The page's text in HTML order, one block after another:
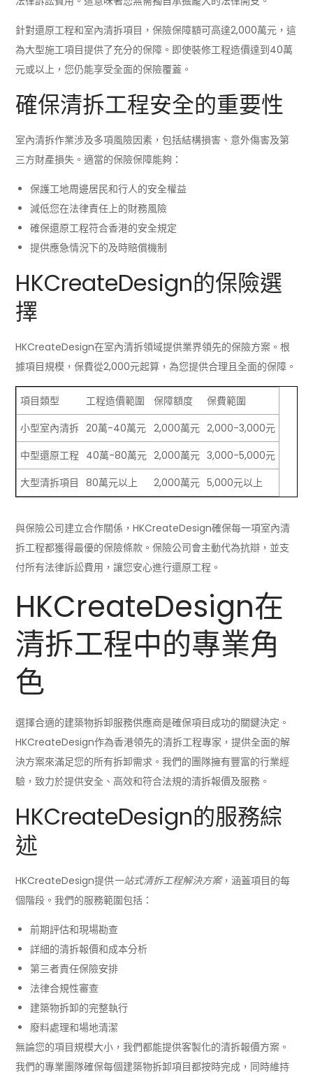
針對還原工程和室內清拆項目，保險保障額可高達2,000萬元，這
為大型施工項目提供了充分的保障。即使裝修工程造價達到40萬
元或以上，您仍能享受全面的保險覆蓋。
確保清拆工程安全的重要性
室內清拆作業涉及多項風險因素，包括結構損害、意外傷害及第
三方財產損失。適當的保險保障能夠：
保護工地周邊居民和行人的安全權益
減低您在法律責任上的財務風險
確保還原工程符合香港的安全規定
提供應急情況下的及時賠償機制
HKCreateDesign的保險選
擇
HKCreateDesign在室內清拆領域提供業界領先的保險方案。根
據項目規模，保費從2,000元起算，為您提供合理且全面的保障。
項目類型 工程造價範圍 保障額度
保費範圍
小型室內清拆 20萬-40萬元 2,000萬元 2,000-3,000元
中型還原工程 40萬-80萬元 2,000萬元 3,000-5,000元
大型清拆項目
80萬元以上 2,000萬元 5,000元以上
與保險公司建立合作關係，HKCreateDesign確保每一項室內清
拆工程都獲得最優的保險條款。保險公司會主動代為抗辯，並支
付所有法律訴訟費用，讓您安心進行還原工程。
HKCreateDesign在
清拆工程中的專業角
色
選擇合適的建築物拆卸服務供應商是確保項目成功的關鍵決定。
HKCreateDesign作為香港領先的清拆工程專家，提供全面的解
決方案來滿足您的所有拆卸需求。我們的團隊擁有豐富的行業經
驗，致力於提供安全、高效和符合法規的清拆報價及服務。
HKCreateDesign的服務綜
述
HKCreateDesign提供一站式清拆工程解決方案，涵蓋項目的每
個階段。我們的服務範圍包括：
前期評估和現場勘查
詳細的清拆報價和成本分析
第三者責任保險安排
法律合規性審查
建築物拆卸的完整執行
廢料處理和場地清潔
無論您的項目規模大小，我們都能提供客製化的清拆報價方案。
我們的專業團隊確保每個建築物拆卸項目都按時完成，同時維持